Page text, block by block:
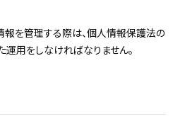
を管理する際は、個人情報保護法の
運用をしなければなりません。